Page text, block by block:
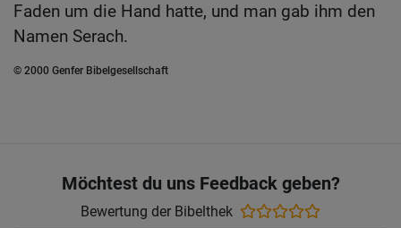
Faden um die Hand hatte, und man gab ihm den
Namen Serach.
© 2000 Genfer Bibelgesellschaft
Möchtest du uns Feedback geben?
Bewertung der Bibelthek